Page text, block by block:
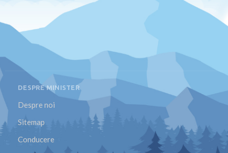
DESPRE MINISTER
Despre noi
Sitemap
Conducere